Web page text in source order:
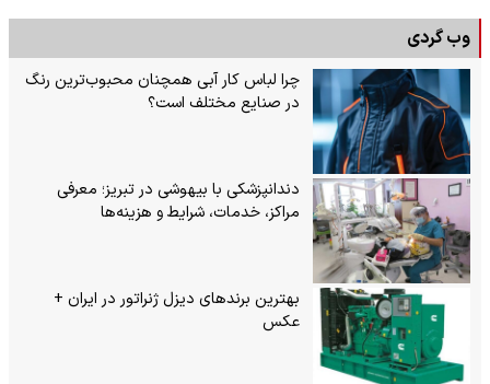
وب گردی
چرا لباس کار آبی همچنان محبوب‌ترین رنگ
در صنایع مختلف است؟
دندانپزشکی با بیهوشی در تبریز؛ معرفی
مراکز، خدمات، شرایط و هزینه‌ها
بهترین برندهای دیزل ژنراتور در ایران +
عکس